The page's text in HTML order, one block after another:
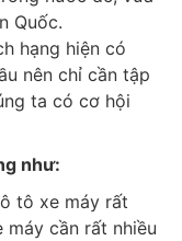
Quốc.
hạng hiện có
nên chỉ cần tập
ta có cơ hội
như:
tô xe máy rất
máy cần rất nhiều